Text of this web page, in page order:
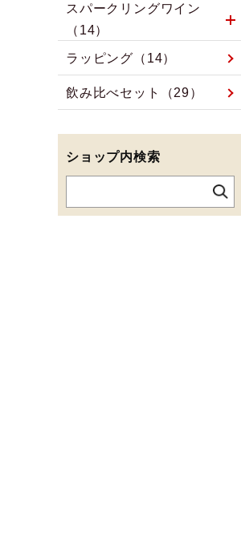
スパークリングワイン
（14）
ラッピング（14）
飲み比べセット（29）
ショップ内検索